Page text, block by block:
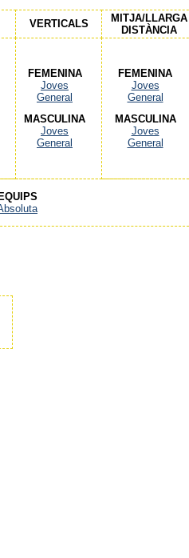
VERTICALS
MITJA/LLARGA
DISTÀNCIA
FEMENINA
Joves
General
MASCULINA
Joves
General
FEMENINA
Joves
General
MASCULINA
Joves
General
EQUIPS